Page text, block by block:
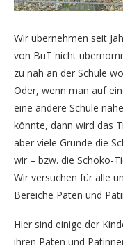
Wir übernehmen seit
von BuT nicht
zu nah an der Schule
Oder, wenn man auf
eine andere Schule
könnte, dann wird das
aber viele Gründe die
wir – bzw. die Schoko-
Wir versuchen für alle
Bereiche Paten und
Hier sind einige der
ihren Paten und